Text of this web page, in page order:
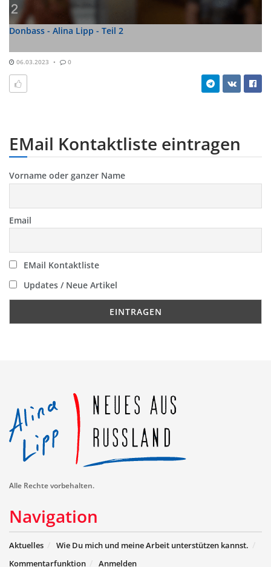
Donbass - Alina Lipp - Teil 2
06.03.2023 0
EMail Kontaktliste eintragen
Vorname oder ganzer Name
Email
EMail Kontaktliste
Updates / Neue Artikel
Alle Rechte vorbehalten.
Navigation
Aktuelles
Wie Du mich und meine Arbeit unterstützen kannst.
Kommentarfunktion
Anmelden